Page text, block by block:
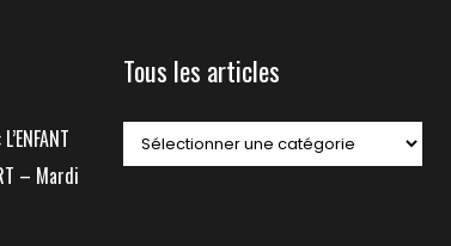
– Mardi
Tous les articles